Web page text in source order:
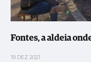
Fontes, a aldeia
19 DEZ 2021